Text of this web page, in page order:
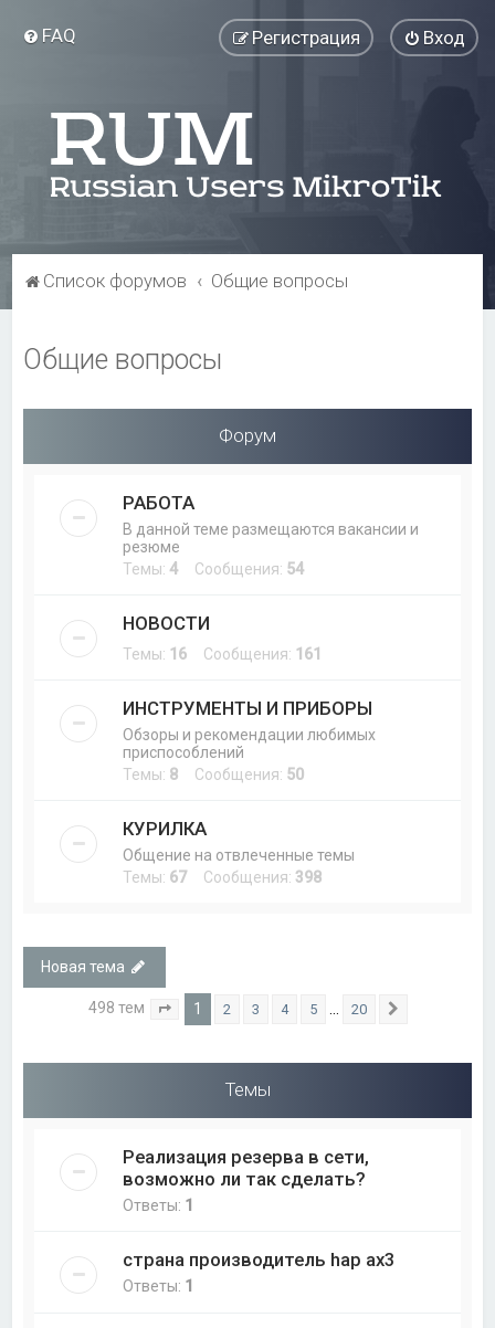
FAQ Вход
Регистрация
Список форумов Общие вопросы
Общие вопросы
Форум
РАБОТА
В данной теме размещаются вакансии и
резюме
Темы:4 Сообщения: 54
НОВОСТИ
Темы: 16 Сообщения: 161
ИНСТРУМЕНТЫ И ПРИБОРЫ
Обзоры и рекомендации любимых
приспособлений
Темы: 8 Сообщения: 50
КУРИЛКА
Общение на отвлеченные темы
Темы: 67Сообщения: 398
Новая тема
498 тем Страница из 20
1 2 3 4 5 20
Темы
Реализация резерва в сети,
возможно ли так сделать?
Ответы: 1
страна производитель hap ax3
Ответы: 1